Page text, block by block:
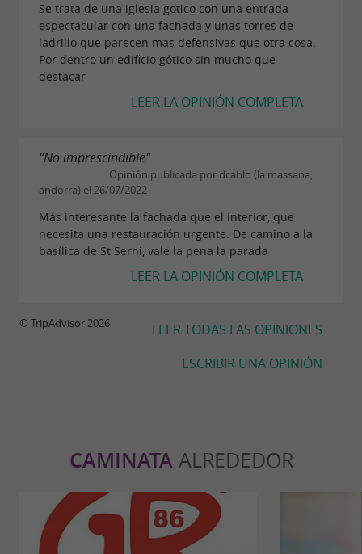
Se trata de una iglesia gotico con una entrada
espectacular con una fachada y unas torres de
ladrillo que parecen mas defensivas que otra cosa.
Por dentro un edificio gótico sin mucho que
destacar
LEER LA OPINIÓN COMPLETA
"No imprescindible"
Opinión publicada por dcablo (la massana,
andorra) el 26/07/2022
Más interesante la fachada que el interior, que
necesita una restauración urgente. De camino a la
basílica de St Serni, vale la pena la parada
LEER LA OPINIÓN COMPLETA
LEER TODAS LAS OPINIONES
ESCRIBIR UNA OPINIÓN
© TripAdvisor 2026
CAMINATAALREDEDOR